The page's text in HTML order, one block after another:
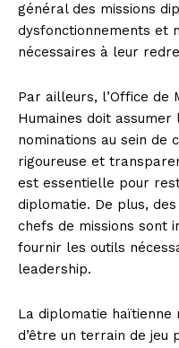
général des missions
dysfonctionnements et
nécessaires à leur
Par ailleurs, l’Office de
Humaines doit
nominations au sein de
rigoureuse et
est essentielle pour
diplomatie. De plus,
chefs de missions sont
fournir les outils
leadership.
La diplomatie
d’être un terrain de jeu